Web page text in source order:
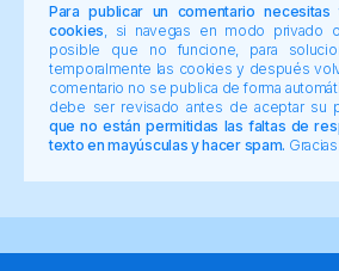
Para publicar un comentario necesitas
cookies , si navegas en modo privado
posible que no funcione, para
temporalmente las cookies y después
comentario no se publica de forma
debe ser revisado antes de aceptar su
que no están permitidas las faltas de
texto en mayúsculas y hacer spam. Gracias.